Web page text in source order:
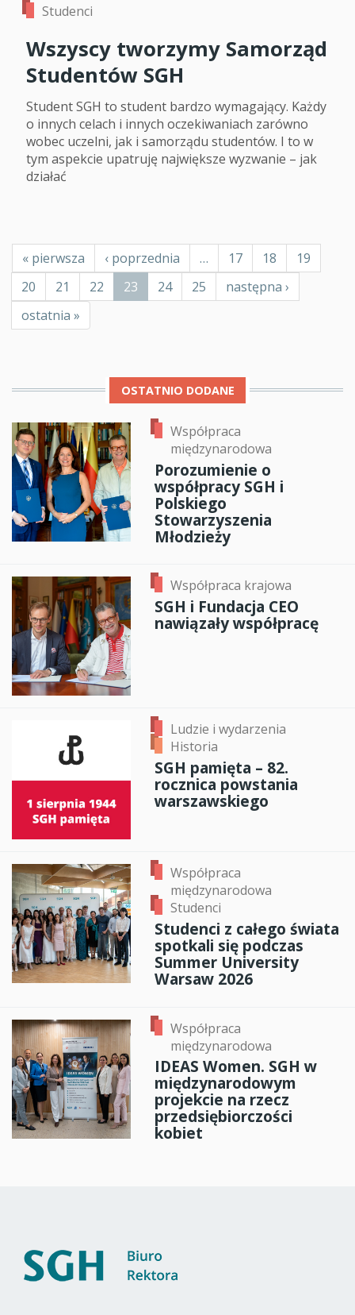
Studenci
Wszyscy tworzymy Samorząd
Studentów SGH
Student SGH to student bardzo wymagający. Każdy
o innych celach i innych oczekiwaniach zarówno
wobec uczelni, jak i samorządu studentów. I to w
tym aspekcie upatruję największe wyzwanie – jak
działać
Stronicowanie
Pierwsza
strona
« pierwsza
Poprzednia
strona
‹ poprzednia … Page
17 Page
18 Page
19
Page
20 Page
21 Page
22
Bieżąca
strona
23 Page
24 Page
25
Następna
strona
następna ›
Ostatnia
strona
ostatnia »
OSTATNIO DODANE
Współpraca
międzynarodowa
Porozumienie o
współpracy SGH i
Polskiego
Stowarzyszenia
Młodzieży
Współpraca krajowa
SGH i Fundacja CEO
nawiązały współpracę
Ludzie i wydarzenia
Historia
SGH pamięta – 82.
rocznica powstania
warszawskiego
Współpraca
międzynarodowa
Studenci
Studenci z całego świata
spotkali się podczas
Summer University
Warsaw 2026
Współpraca
międzynarodowa
IDEAS Women. SGH w
międzynarodowym
projekcie na rzecz
przedsiębiorczości
kobiet